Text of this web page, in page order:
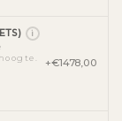
i
+€1478,00